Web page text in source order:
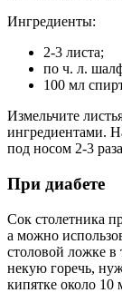
Ингредиенты:
2-3 листа;
по ч. л.
100 мл
Измельчите
ингредиентами.
под носом 2-3
При диабете
Сок столетника
а можно
столовой ложке в
некую горечь,
кипятке около 10